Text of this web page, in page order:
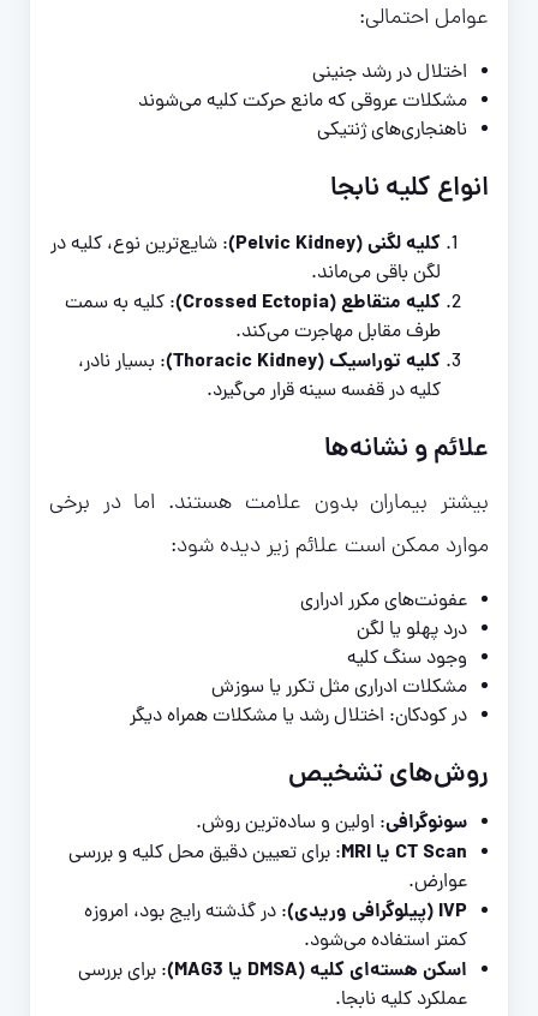
عوامل احتمالی:
اختلال در رشد جنینی
مشکلات عروقی که مانع حرکت کلیه می‌شوند
ناهنجاری‌های ژنتیکی
انواع کلیه نابجا
کلیه لگنی (Pelvic Kidney)
: شایع‌ترین نوع، کلیه در
لگن باقی می‌ماند.
کلیه متقاطع (Crossed Ectopia)
: کلیه به سمت
طرف مقابل مهاجرت می‌کند.
کلیه توراسیک (Thoracic Kidney)
: بسیار نادر،
کلیه در قفسه سینه قرار می‌گیرد.
علائم و نشانه‌ها
بیشتر بیماران بدون علامت هستند. اما در برخی
موارد ممکن است علائم زیر دیده شود:
عفونت‌های مکرر ادراری
درد پهلو یا لگن
وجود سنگ کلیه
مشکلات ادراری مثل تکرر یا سوزش
در کودکان: اختلال رشد یا مشکلات همراه دیگر
روش‌های تشخیص
سونوگرافی: اولین و ساده‌ترین روش.
CT Scan یا MRI
: برای تعیین دقیق محل کلیه و بررسی
عوارض.
IVP (پیلوگرافی وریدی)
: در گذشته رایج بود، امروزه
کمتر استفاده می‌شود.
اسکن هسته‌ای کلیه (DMSA یا MAG3)
: برای بررسی
عملکرد کلیه نابجا.